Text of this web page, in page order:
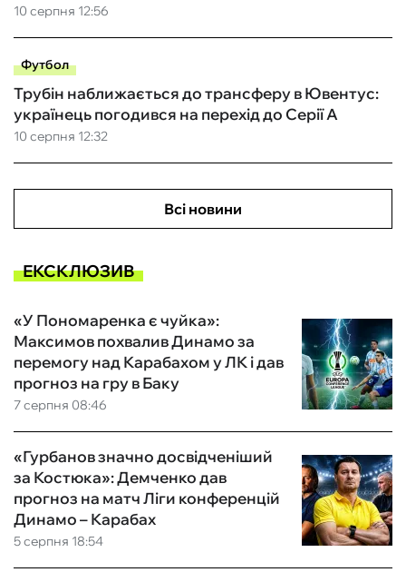
10 серпня 12:56
Футбол
10 серпня 12:32
Трубін наближається до трансферу в Ювентус:
українець погодився на перехід до Серії А
Всі новини
ЕКСКЛЮЗИВ
7 серпня 08:46
«У Пономаренка є чуйка»:
Максимов похвалив Динамо за
перемогу над Карабахом у ЛК і дав
прогноз на гру в Баку
5 серпня 18:54
«Гурбанов значно досвідченіший
за Костюка»: Демченко дав
прогноз на матч Ліги конференцій
Динамо – Карабах